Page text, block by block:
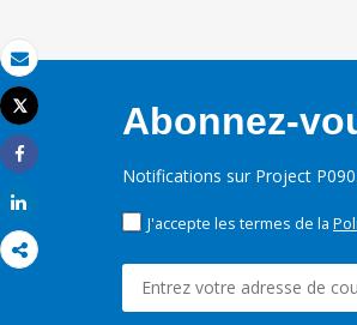
Email
Imprimer
Tweet
Share
Abonnez-
Notifications sur Project
J'accepte les termes de la